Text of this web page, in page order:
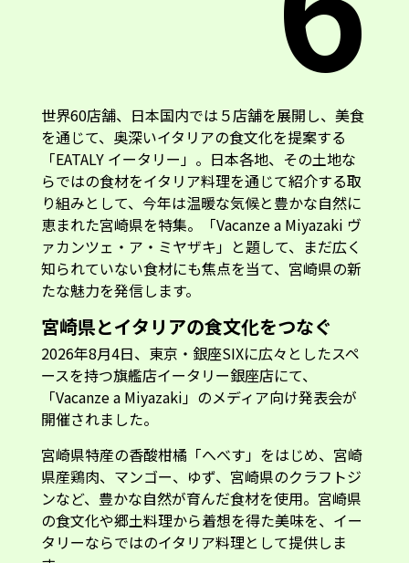
世界60店舗、日本国内では５店舗を展開し、美食
を通じて、奥深いイタリアの食文化を提案する
「EATALY イータリー」。日本各地、その土地な
らではの食材をイタリア料理を通じて紹介する取
り組みとして、今年は温暖な気候と豊かな自然に
恵まれた宮崎県を特集。「Vacanze a Miyazaki ヴ
ァカンツェ・ア・ミヤザキ」と題して、まだ広く
知られていない食材にも焦点を当て、宮崎県の新
たな魅力を発信します。
宮崎県とイタリアの食文化をつなぐ
2026年8月4日、東京・銀座SIXに広々としたスペ
ースを持つ旗艦店イータリー銀座店にて、
「Vacanze a Miyazaki」のメディア向け発表会が
開催されました。
宮崎県特産の香酸柑橘「へべす」をはじめ、宮崎
県産鶏肉、マンゴー、ゆず、宮崎県のクラフトジ
ンなど、豊かな自然が育んだ食材を使用。宮崎県
の食文化や郷土料理から着想を得た美味を、イー
タリーならではのイタリア料理として提供しま